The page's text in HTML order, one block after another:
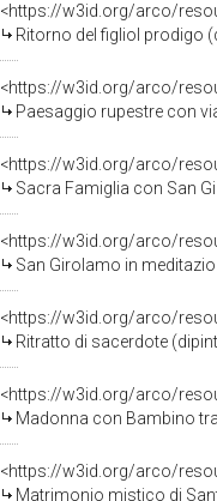
<https://w3id.org/arco/
Ritorno del figliol prodigo
<https://w3id.org/arco/
Paesaggio rupestre con
<https://w3id.org/arco/
Sacra Famiglia con San
<https://w3id.org/arco/
San Girolamo in
<https://w3id.org/arco/
Ritratto di sacerdote
<https://w3id.org/arco/
Madonna con Bambino
<https://w3id.org/arco/
Matrimonio mistico di